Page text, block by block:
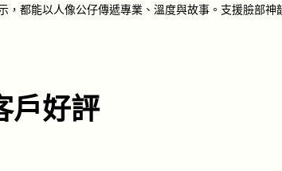
，都能以人像公仔傳遞專業、溫度與故事。支援臉部
戶好評